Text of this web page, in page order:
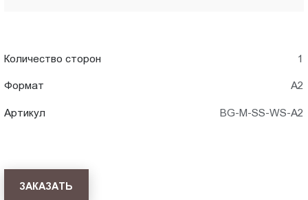
Количество сторон 1
Формат А2
Артикул BG-M-SS-WS-A2
ЗАКАЗАТЬ